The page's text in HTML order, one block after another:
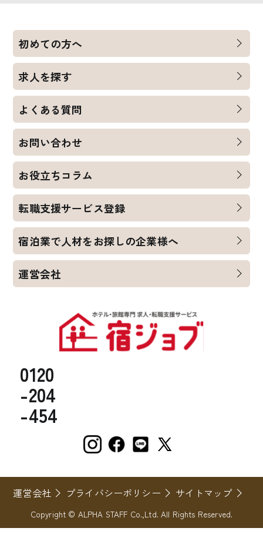
0120
-204
-454
初めての方へ
求人を探す
よくある質問
お問い合わせ
お役立ちコラム
転職支援サービス登録
宿泊業で人材をお探しの企業様へ
運営会社
運営会社 プライバシーポリシー サイトマップ
Copyright © ALPHA STAFF Co.,Ltd. All Rights Reserved.